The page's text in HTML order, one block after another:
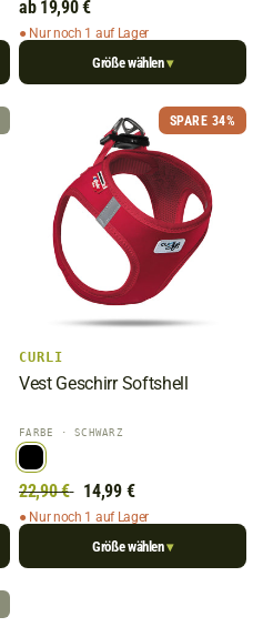
ab 19,90 €
● Nur noch 1 auf Lager
Größe wählen▾
SPARE 34%
CURLI
Vest Geschirr Softshell
FARBE · SCHWARZ
22,90 € 14,99 €
● Nur noch 1 auf Lager
Größe wählen▾